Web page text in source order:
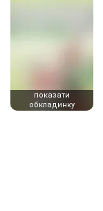
показати
обкладинку